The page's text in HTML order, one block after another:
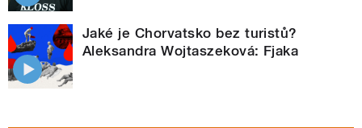
Jaké je Chorvatsko bez turistů?
Aleksandra Wojtaszeková: Fjaka